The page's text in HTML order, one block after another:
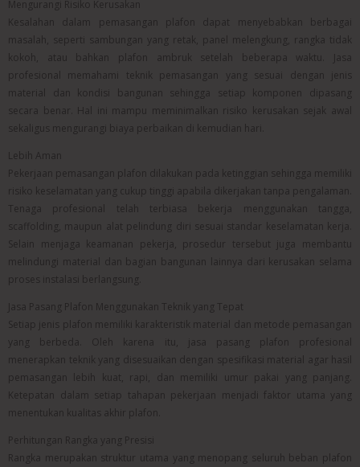
Mengurangi Risiko Kerusakan
Kesalahan dalam pemasangan plafon dapat menyebabkan berbagai
masalah, seperti sambungan yang retak, panel melengkung, rangka tidak
kokoh, atau bahkan plafon ambruk setelah beberapa waktu. Jasa
profesional memahami teknik pemasangan yang sesuai dengan jenis
material dan kondisi bangunan sehingga setiap komponen dipasang
secara benar. Hal ini mampu meminimalkan risiko kerusakan sejak awal
sekaligus mengurangi biaya perbaikan di kemudian hari.
Lebih Aman
Pekerjaan pemasangan plafon dilakukan pada ketinggian sehingga memiliki
risiko keselamatan yang cukup tinggi apabila dikerjakan tanpa pengalaman.
Tenaga profesional telah terbiasa bekerja menggunakan tangga,
scaffolding, maupun alat pelindung diri sesuai standar keselamatan kerja.
Selain menjaga keamanan pekerja, prosedur tersebut juga membantu
melindungi material dan bagian bangunan lainnya dari kerusakan selama
proses instalasi berlangsung.
Jasa Pasang Plafon Menggunakan Teknik yang Tepat
Setiap jenis plafon memiliki karakteristik material dan metode pemasangan
yang berbeda. Oleh karena itu, jasa pasang plafon profesional
menerapkan teknik yang disesuaikan dengan spesifikasi material agar hasil
pemasangan lebih kuat, rapi, dan memiliki umur pakai yang panjang.
Ketepatan dalam setiap tahapan pekerjaan menjadi faktor utama yang
menentukan kualitas akhir plafon.
Perhitungan Rangka yang Presisi
Rangka merupakan struktur utama yang menopang seluruh beban plafon